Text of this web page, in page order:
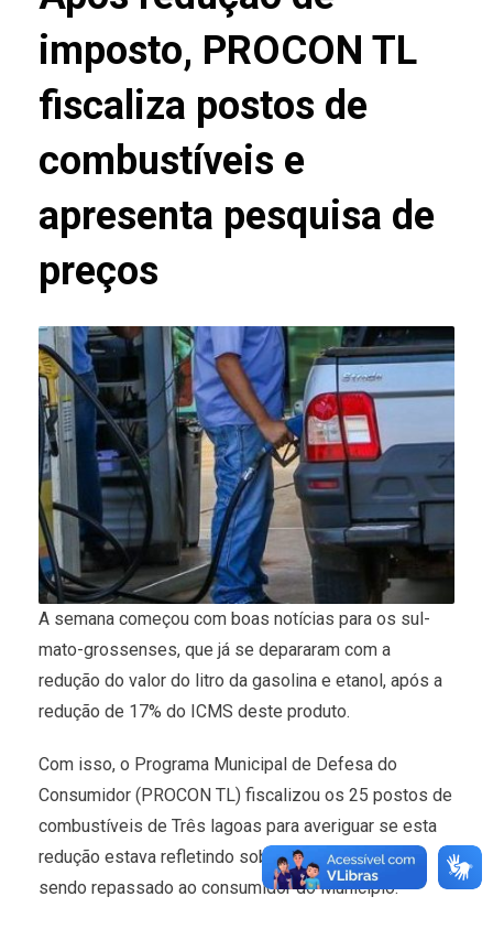
imposto, PROCON TL
fiscaliza postos de
combustíveis e
apresenta pesquisa de
preços
A semana começou com boas notícias para os sul-
mato-grossenses, que já se depararam com a
redução do valor do litro da gasolina e etanol, após a
redução de 17% do ICMS deste produto.
Com isso, o Programa Municipal de Defesa do
Consumidor (PROCON TL) fiscalizou os 25 postos de
combustíveis de Três lagoas para averiguar se esta
redução estava refletindo sobre o combustível e
sendo repassado ao consumidor do Município.